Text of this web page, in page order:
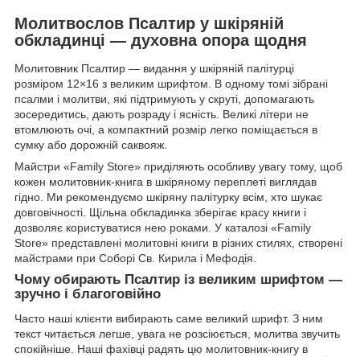
Молитвослов Псалтир у шкіряній
обкладинці — духовна опора щодня
Молитовник Псалтир — видання у шкіряній палітурці
розміром 12×16 з великим шрифтом. В одному томі зібрані
псалми і молитви, які підтримують у скруті, допомагають
зосередитись, дають розраду і ясність. Великі літери не
втомлюють очі, а компактний розмір легко поміщається в
сумку або дорожній саквояж.
Майстри «Family Store» приділяють особливу увагу тому, щоб
кожен молитовник-книга в шкіряному переплеті виглядав
гідно. Ми рекомендуємо шкіряну палітурку всім, хто шукає
довговічності. Щільна обкладинка зберігає красу книги і
дозволяє користуватися нею роками. У каталозі «Family
Store» представлені молитовні книги в різних стилях, створені
майстрами при Соборі Св. Кирила і Мефодія.
Чому обирають Псалтир із великим шрифтом —
зручно і благоговійно
Часто наші клієнти вибирають саме великий шрифт. З ним
текст читається легше, увага не розсіюється, молитва звучить
спокійніше. Наші фахівці радять цю молитовник-книгу в